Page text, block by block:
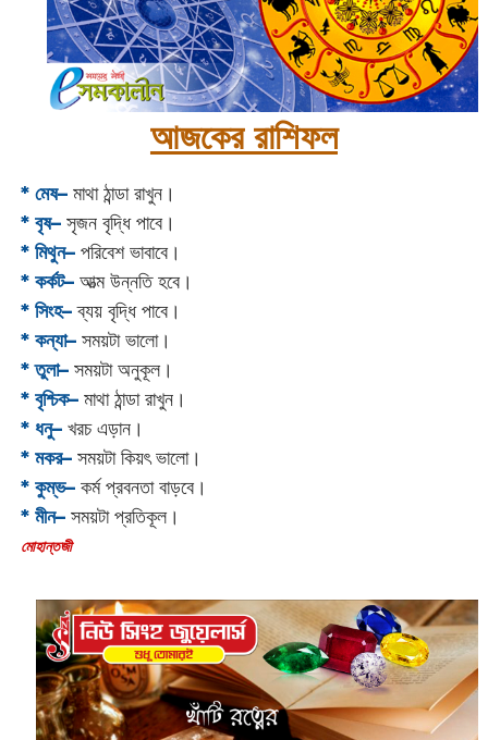
আজকের রাশিফল
* মেষ–মাথা ঠান্ডা রাখুন।
* বৃষ–সৃজন বৃদ্ধি পাবে।
* মিথুন– পরিবেশ ভাবাবে।
* কর্কট– আত্ম উন্নতি হবে।
* সিংহ–ব্যয় বৃদ্ধি পাবে।
* কন্যা–সময়টা ভালো।
* তুলা–সময়টা অনুকূল।
* বৃশ্চিক– মাথা ঠান্ডা রাখুন।
* ধনু–খরচ এড়ান।
* মকর– সময়টা কিয়ৎ ভালো।‌
* কুম্ভ–কর্ম প্রবনতা বাড়বে।
* মীন– সময়টা প্রতিকূল।
‌মোহান্তজী‌‌‌‌‌‌‌‌‌‌‌‌‌‌‌‌‌